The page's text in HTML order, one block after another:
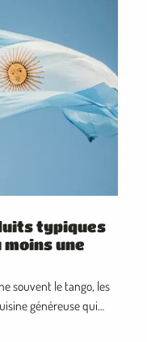
typiques
une
souvent le tango, les
généreuse qui